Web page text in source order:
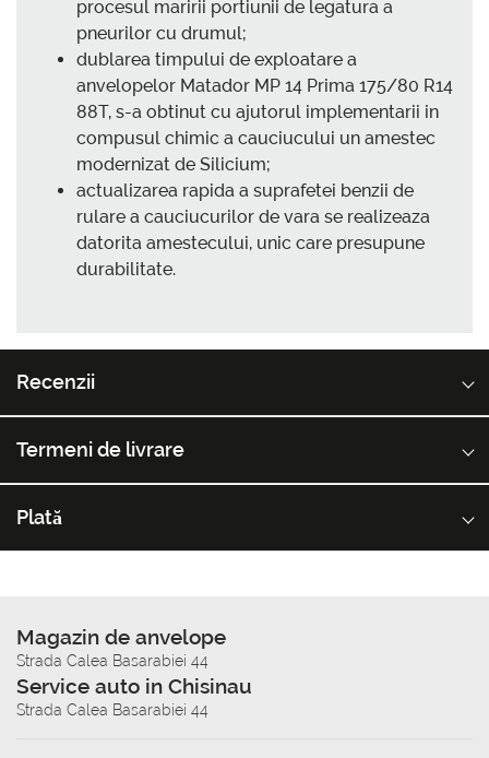
procesul maririi portiunii de legatura a
pneurilor cu drumul;
dublarea timpului de exploatare a
anvelopelor Matador MP 14 Prima 175/80 R14
88T, s-a obtinut cu ajutorul implementarii in
compusul chimic a cauciucului un amestec
modernizat de Silicium;
actualizarea rapida a suprafetei benzii de
rulare a cauciucurilor de vara se realizeaza
datorita amestecului, unic care presupune
durabilitate.
Recenzii
Termeni de livrare
Plată
Magazin de anvelope
Strada Calea Basarabiei 44
Service auto in Chisinau
Strada Calea Basarabiei 44